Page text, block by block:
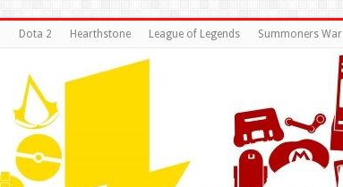
Dota 2 Hearthstone League of Legends Summoners War